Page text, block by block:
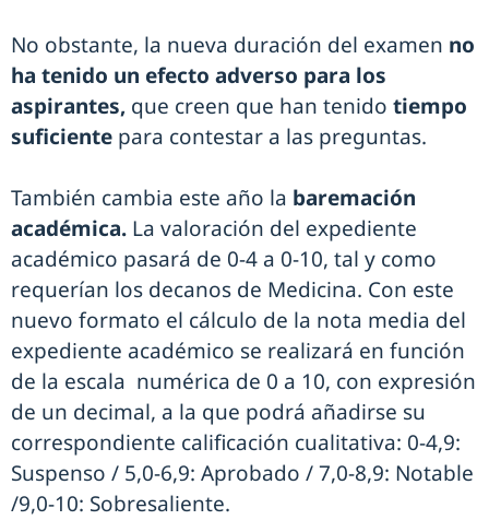
No obstante, la nueva duración del examen no
ha tenido un efecto adverso para los
aspirantes, que creen que han tenido tiempo
suficiente para contestar a las preguntas.
También cambia este año la baremación
académica. La valoración del expediente
académico pasará de 0-4 a 0-10, tal y como
requerían los decanos de Medicina. Con este
nuevo formato el cálculo de la nota media del
expediente académico se realizará en función
de la escala numérica de 0 a 10, con expresión
de un decimal, a la que podrá añadirse su
correspondiente calificación cualitativa: 0-4,9:
Suspenso / 5,0-6,9: Aprobado / 7,0-8,9: Notable
/9,0-10: Sobresaliente.